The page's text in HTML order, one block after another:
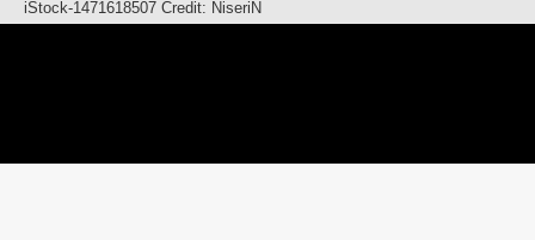
iStock-1471618507 Credit: NiseriN